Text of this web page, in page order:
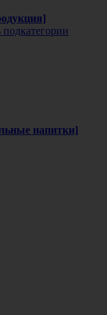
подкатегории
напитки]